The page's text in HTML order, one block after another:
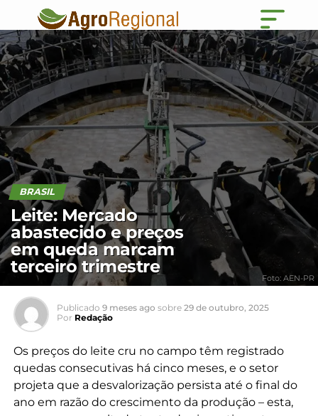
BRASIL
Leite: Mercado
abastecido e preços
em queda marcam
terceiro trimestre
Foto: AEN-PR
Publicado 9 meses ago sobre 29 de outubro, 2025
Por Redação
Os preços do leite cru no campo têm registrado
quedas consecutivas há cinco meses, e o setor
projeta que a desvalorização persista até o final do
ano em razão do crescimento da produção – esta,